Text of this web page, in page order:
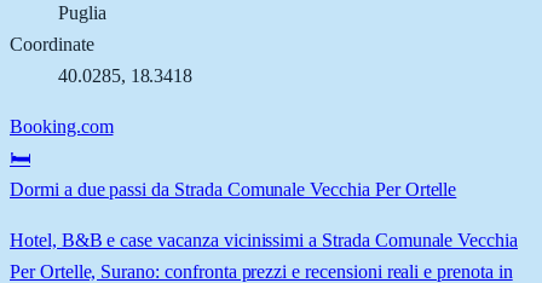
Puglia
Coordinate
40.0285, 18.3418
Booking.com
🛏️
Dormi a due passi da Strada Comunale Vecchia Per Ortelle
Hotel, B&B e case vacanza vicinissimi a Strada Comunale Vecchia
Per Ortelle, Surano: confronta prezzi e recensioni reali e prenota in